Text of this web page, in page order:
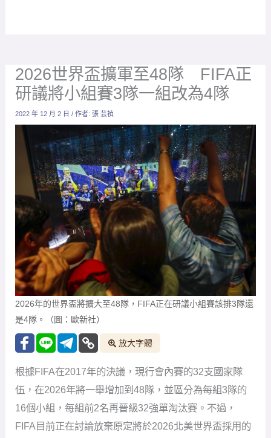
2026世界盃擴軍至48隊 FIFA正
研議將小組賽3隊一組改為4隊
2022 年 12 月 2 日/ 作者:張 芸禎
2026年的世界盃將擴大至48隊，FIFA正在研議小組賽該排3隊還
是4隊。（圖：歐新社）
放大字體
根據FIFA在2017年的決議，現行會內賽的32支國家隊
伍，在2026年將一舉增加到48隊，並區分為每組3隊的
16個小組，每組前2名再晉級32強單淘汰賽。不過，
FIFA目前正在討論放棄原定將於2026北美世界盃採用的